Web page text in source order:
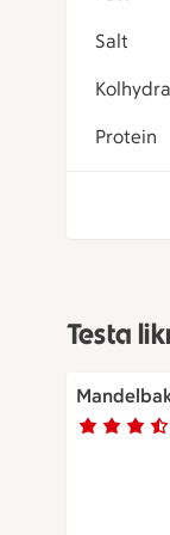
Salt
Protein
Testa
Betyg 3.5
13